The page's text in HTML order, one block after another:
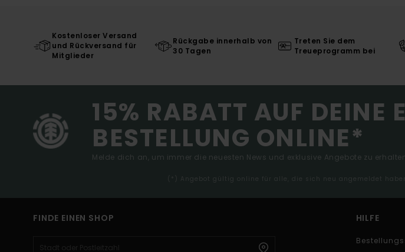
Kostenloser Versand
und Rückversand für
Mitglieder
Rückgabe innerhalb von
30 Tagen
Treten Sie dem
Treueprogramm bei
15% RABATT AUF DEINE
BESTELLUNG ONLINE*
Melde dich an, um immer die neuesten News und exklusive Angebote zu
(*) Angebot gültig online für alle, die sich neu angemeldet
FINDE EINEN SHOP HILFE